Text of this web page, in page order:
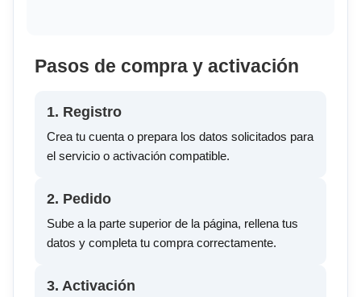
Pasos de compra y activación
1. Registro
Crea tu cuenta o prepara los datos solicitados para
el servicio o activación compatible.
2. Pedido
Sube a la parte superior de la página, rellena tus
datos y completa tu compra correctamente.
3. Activación